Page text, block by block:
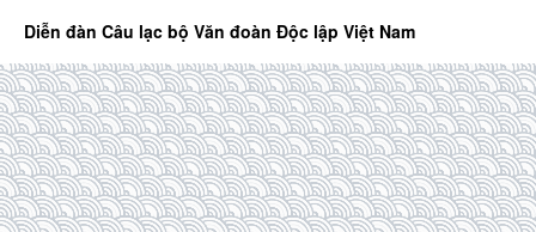
Diễn đàn Câu lạc bộ Văn đoàn Độc lập Việt Nam